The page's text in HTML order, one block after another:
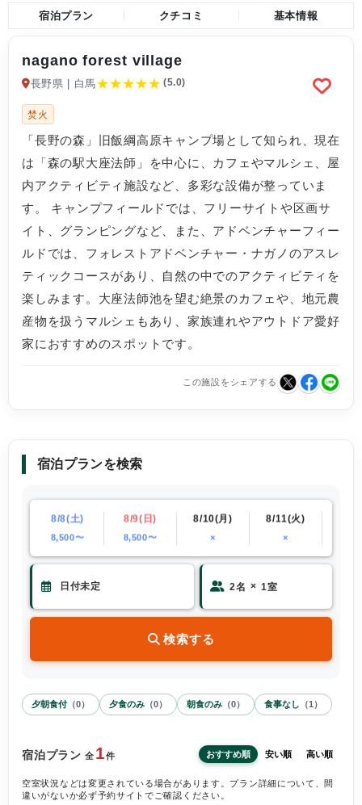
宿泊プラン クチコミ 基本情報
nagano forest village
長野県 | 白馬★★★★★ (5.0)
焚火
「長野の森」旧飯綱高原キャンプ場として知られ、現在
は「森の駅大座法師」を中心に、カフェやマルシェ、屋
内アクティビティ施設など、多彩な設備が整っていま
す。 キャンプフィールドでは、フリーサイトや区画サ
イト、グランピングなど、また、アドベンチャーフィー
ルドでは、フォレストアドベンチャー・ナガノのアスレ
ティックコースがあり、自然の中でのアクティビティを
楽しみます。大座法師池を望む絶景のカフェや、地元農
産物を扱うマルシェもあり、家族連れやアウトドア愛好
家におすすめのスポットです。
この施設をシェアする
宿泊プランを検索
8/8(土)
8,500〜
8/9(日)
8,500〜
8/10(月)
×
8/11(火)
×
2名 × 1室
検索する
夕朝食付 （0） 夕食のみ （0） 朝食のみ （0） 食事なし （1 ）
宿泊プラン 全 1件 おすすめ順 安い順 高い順
空室状況などは変更されている場合があります。プラン詳細について、間
違いがないか必ず予約サイトでご確認ください。